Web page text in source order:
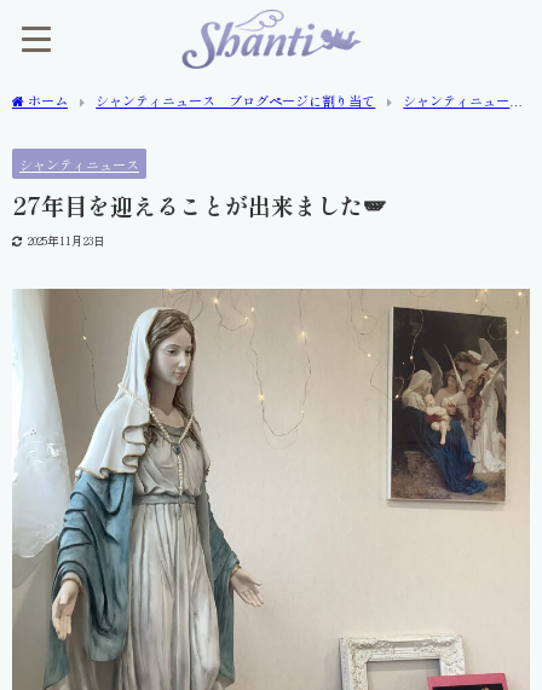
ホーム シャンティニュース ブログページに割り当て
シャンティニュー
シャンティニュース
27年目を迎えることが出来ました🪽
2025年11月23日